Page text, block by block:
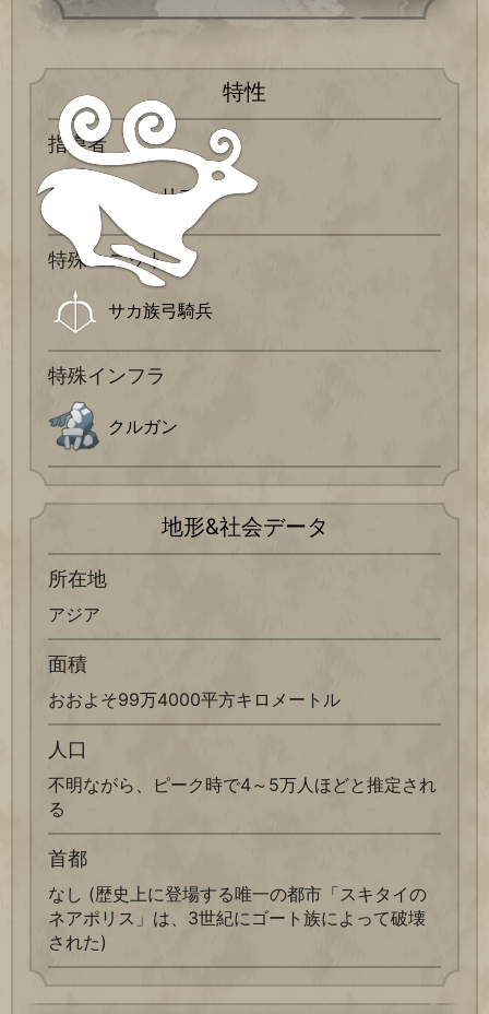
特性
指導者
トミュリス
特殊ユニット
サカ族弓騎兵
特殊インフラ
クルガン
地形&社会データ
所在地
アジア
面積
おおよそ99万4000平方キロメートル
人口
不明ながら、ピーク時で4～5万人ほどと推定され
る
首都
なし (歴史上に登場する唯一の都市「スキタイの
ネアポリス」は、3世紀にゴート族によって破壊
された)